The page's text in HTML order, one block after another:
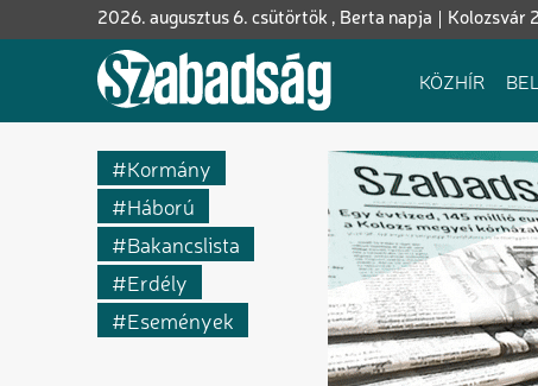
a
Kolozsvár
2026. augusztus 6. csütörtök , Berta napja
Fő
KÖZHÍR
Kormány
Háború
Bakancslista
Erdély
Események